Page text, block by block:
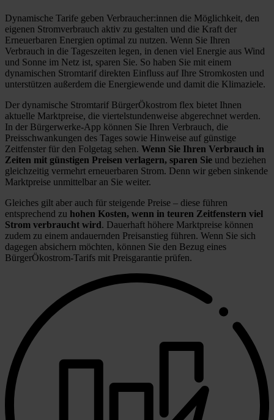
Dynamische Tarife geben Verbraucher:innen die Möglichkeit, den
eigenen Stromverbrauch aktiv zu gestalten und die Kraft der
Erneuerbaren Energien optimal zu nutzen. Wenn Sie Ihren
Verbrauch in die Tageszeiten legen, in denen viel Energie aus Wind
und Sonne im Netz ist, sparen Sie. So haben Sie mit einem
dynamischen Stromtarif direkten Einfluss auf Ihre Stromkosten und
unterstützen außerdem die Energiewende und damit die Klimaziele.
Der dynamische Stromtarif BürgerÖkostrom flex bietet Ihnen
aktuelle Marktpreise, die viertelstundenweise abgerechnet werden.
In der Bürgerwerke-App können Sie Ihren Verbrauch, die
Preisschwankungen des Tages sowie Hinweise auf günstige
Zeitfenster für den Folgetag sehen. Wenn Sie Ihren Verbrauch in
Zeiten mit günstigen Preisen verlagern, sparen Sie und beziehen
gleichzeitig vermehrt erneuerbaren Strom. Denn wir geben sinkende
Marktpreise unmittelbar an Sie weiter.
Gleiches gilt aber auch für steigende Preise – diese führen
entsprechend zu hohen Kosten, wenn in teuren Zeitfenstern viel
Strom verbraucht wird. Dauerhaft höhere Marktpreise können
zudem zu einem andauernden Preisanstieg führen. Wenn Sie sich
dagegen absichern möchten, können Sie den Bezug eines
BürgerÖkostrom-Tarifs mit Preisgarantie prüfen.